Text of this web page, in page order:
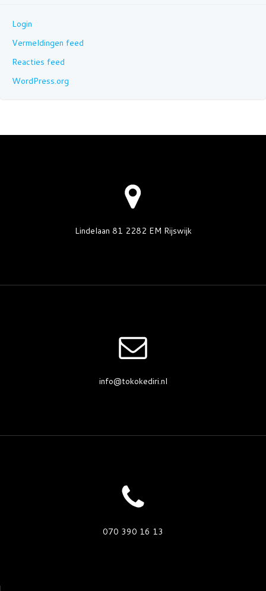
Login
Vermeldingen feed
Reacties feed
WordPress.org
Lindelaan 81 2282 EM Rijswijk
info@tokokediri.nl
070 390 16 13